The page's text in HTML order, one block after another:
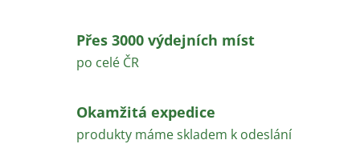
Přes 3000 výdejních míst
po celé ČR
Okamžitá expedice
produkty máme skladem k odeslání